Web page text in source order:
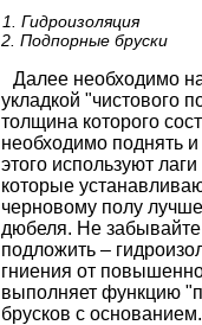
1. Гидроизоляция
2. Подпорные бруски
Далее необходимо
укладкой "чистового
толщина которого
необходимо поднять
этого используют
которые
черновому полу
дюбеля. Не
подложить –
гниения от
выполняет функцию
брусков с основанием.